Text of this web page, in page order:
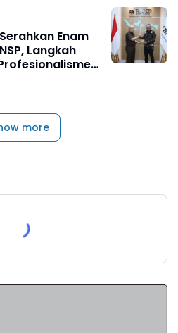
Enam
Langkah
more